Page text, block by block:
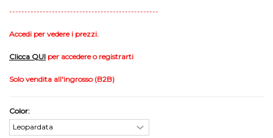
-------------------------------------------------
Accedi per vedere i prezzi.
Clicca QUI per accedere o registrarti
Solo vendita all'ingrosso (B2B)
Color: